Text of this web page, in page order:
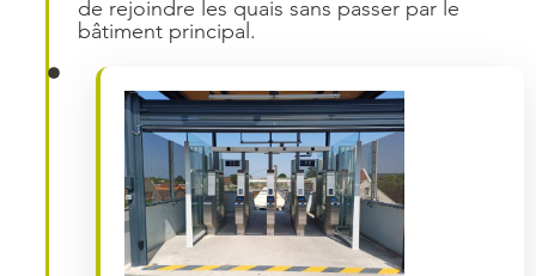
de rejoindre les quais sans passer par le
bâtiment principal.